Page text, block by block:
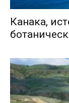
Канака,